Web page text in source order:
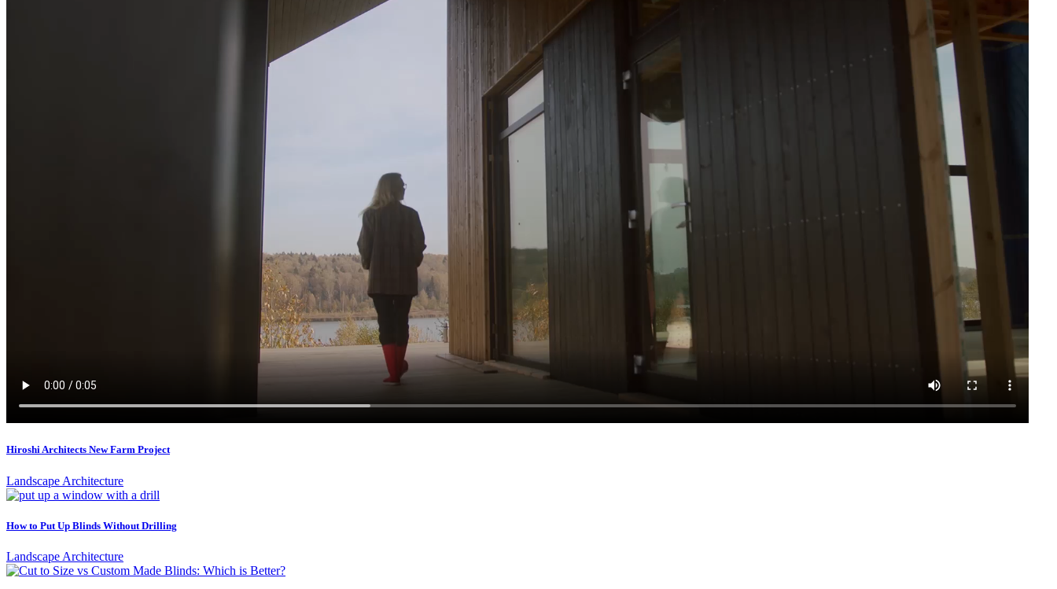
Hiroshi Architects New Farm Project
Landscape Architecture
How to Put Up Blinds Without Drilling
Landscape Architecture